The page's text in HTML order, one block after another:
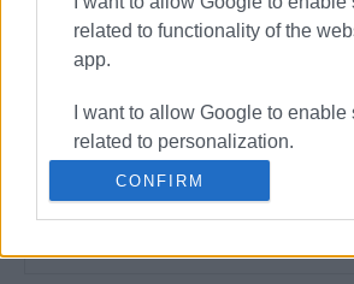
related to functionality of the
app.
I want to allow Google to enable
related to personalization.
I want to allow Google to enable
related to security, including
authentication functionality and
CONFIRM